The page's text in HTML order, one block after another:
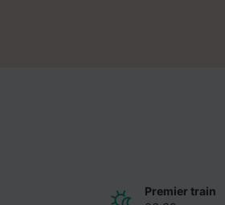
Premier train